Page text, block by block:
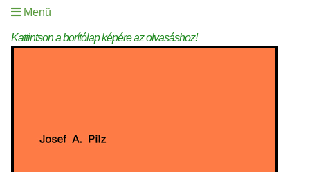
Menü
Kattintson a borítólap képére az olvasáshoz!